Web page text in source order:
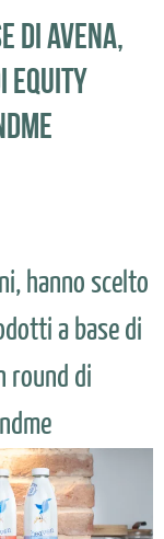
di avena,
equity
hanno scelto
a base di
round di